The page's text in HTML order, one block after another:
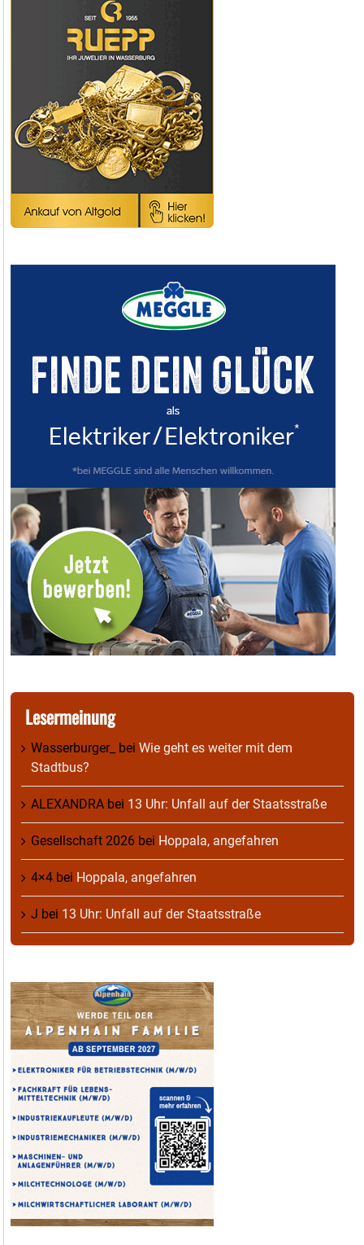
Lesermeinung
Wasserburger_ bei Wie geht es weiter mit dem
Stadtbus?
ALEXANDRA bei 13 Uhr: Unfall auf der Staatsstraße
Gesellschaft 2026 bei Hoppala, angefahren
4×4 bei Hoppala, angefahren
J bei 13 Uhr: Unfall auf der Staatsstraße